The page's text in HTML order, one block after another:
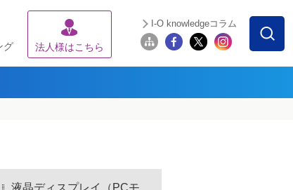
グ 法人様はこちら
I-O knowledgeコラム
液晶ディスプレイ（PCモ